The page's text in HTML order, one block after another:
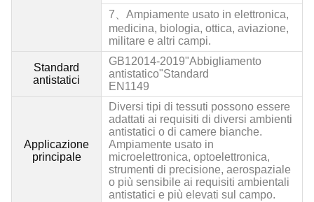
7、Ampiamente usato in elettronica,
medicina, biologia, ottica, aviazione,
militare e altri campi.
Standard
antistatici
GB12014-2019"Abbigliamento
antistatico"Standard
EN1149
Applicazione
principale
Diversi tipi di tessuti possono essere
adattati ai requisiti di diversi ambienti
antistatici o di camere bianche.
Ampiamente usato in
microelettronica, optoelettronica,
strumenti di precisione, aerospaziale
o più sensibile ai requisiti ambientali
antistatici e più elevati sul campo.